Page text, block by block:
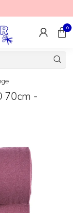
0
70cm -